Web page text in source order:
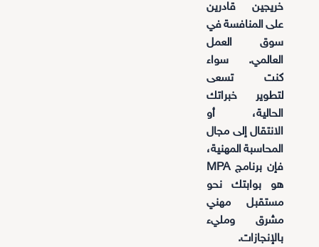
خريجين قادرين
على المنافسة في
سوق العمل
العالمي. سواء
كنت تسعى
لتطوير خبراتك
الحالية، أو
الانتقال إلى مجال
المحاسبة المهنية،
فإن برنامج MPA
هو بوابتك نحو
مستقبل مهني
مشرق ومليء
بالإنجازات.